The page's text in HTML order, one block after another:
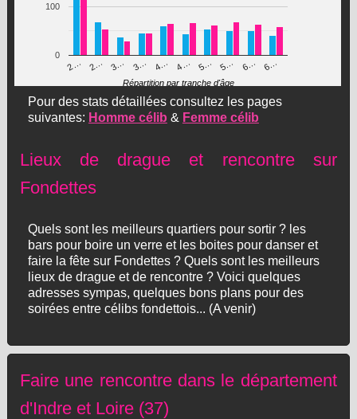
2… 2… 3… 3… 4… 4… 5… 5… 6… 6…
0
100
Répartition par tranche d'âge
Pour des stats détaillées consultez les pages
suivantes: Homme célib & Femme célib
Lieux de drague et rencontre sur
Fondettes
Quels sont les meilleurs quartiers pour sortir ? les
bars pour boire un verre et les boites pour danser et
faire la fête sur Fondettes ? Quels sont les meilleurs
lieux de drague et de rencontre ? Voici quelques
adresses sympas, quelques bons plans pour des
soirées entre célibs fondettois... (A venir)
Faire une rencontre dans le département
d'Indre et Loire (37)